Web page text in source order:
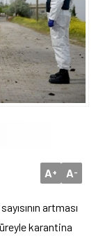
A+ A-
artması
karantina